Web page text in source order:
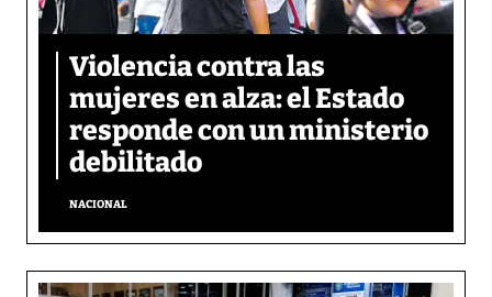
Violencia contra las
mujeres en alza: el Estado
responde con un ministerio
debilitado
NACIONAL